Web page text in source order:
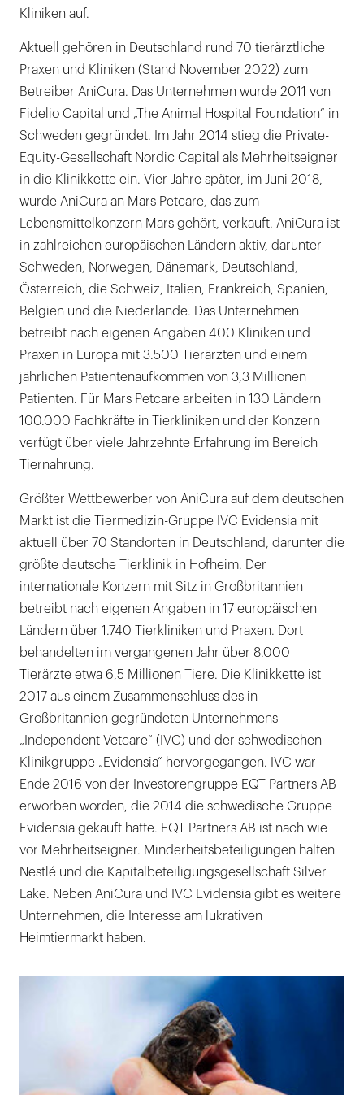
Kliniken auf.
Aktuell gehören in Deutschland rund 70 tierärztliche
Praxen und Kliniken (Stand November 2022) zum
Betreiber AniCura. Das Unternehmen wurde 2011 von
Fidelio Capital und „The Animal Hospital Foundation“ in
Schweden gegründet. Im Jahr 2014 stieg die Private-
Equity-Gesellschaft Nordic Capital als Mehrheitseigner
in die Klinikkette ein. Vier Jahre später, im Juni 2018,
wurde AniCura an Mars Petcare, das zum
Lebensmittelkonzern Mars gehört, verkauft. AniCura ist
in zahlreichen europäischen Ländern aktiv, darunter
Schweden, Norwegen, Dänemark, Deutschland,
Österreich, die Schweiz, Italien, Frankreich, Spanien,
Belgien und die Niederlande. Das Unternehmen
betreibt nach eigenen Angaben 400 Kliniken und
Praxen in Europa mit 3.500 Tierärzten und einem
jährlichen Patientenaufkommen von 3,3 Millionen
Patienten. Für Mars Petcare arbeiten in 130 Ländern
100.000 Fachkräfte in Tierkliniken und der Konzern
verfügt über viele Jahrzehnte Erfahrung im Bereich
Tiernahrung.
Größter Wettbewerber von AniCura auf dem deutschen
Markt ist die Tiermedizin-Gruppe IVC Evidensia mit
aktuell über 70 Standorten in Deutschland, darunter die
größte deutsche Tierklinik in Hofheim. Der
internationale Konzern mit Sitz in Großbritannien
betreibt nach eigenen Angaben in 17 europäischen
Ländern über 1.740 Tierkliniken und Praxen. Dort
behandelten im vergangenen Jahr über 8.000
Tierärzte etwa 6,5 Millionen Tiere. Die Klinikkette ist
2017 aus einem Zusammenschluss des in
Großbritannien gegründeten Unternehmens
„Independent Vetcare“ (IVC) und der schwedischen
Klinikgruppe „Evidensia“ hervorgegangen. IVC war
Ende 2016 von der Investorengruppe EQT Partners AB
erworben worden, die 2014 die schwedische Gruppe
Evidensia gekauft hatte. EQT Partners AB ist nach wie
vor Mehrheitseigner. Minderheitsbeteiligungen halten
Nestlé und die Kapitalbeteiligungsgesellschaft Silver
Lake. Neben AniCura und IVC Evidensia gibt es weitere
Unternehmen, die Interesse am lukrativen
Heimtiermarkt haben.